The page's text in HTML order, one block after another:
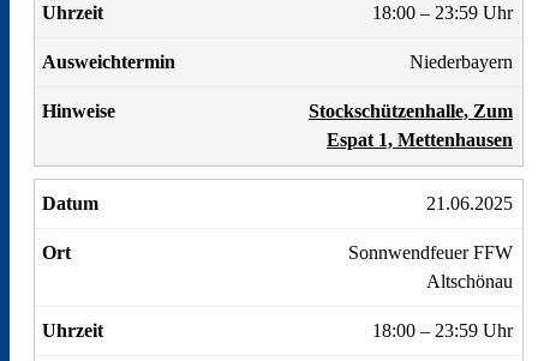
18:00 – 23:59 Uhr
Niederbayern
Stockschützenhalle, Zum
Espat 1, Mettenhausen
21.06.2025
Sonnwendfeuer FFW
Altschönau
18:00 – 23:59 Uhr